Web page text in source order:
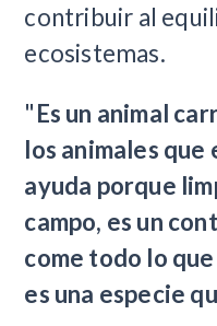
contribuir al
ecosistemas.
"Es un animal
los animales que
ayuda porque
campo, es un
come todo lo
es una especie